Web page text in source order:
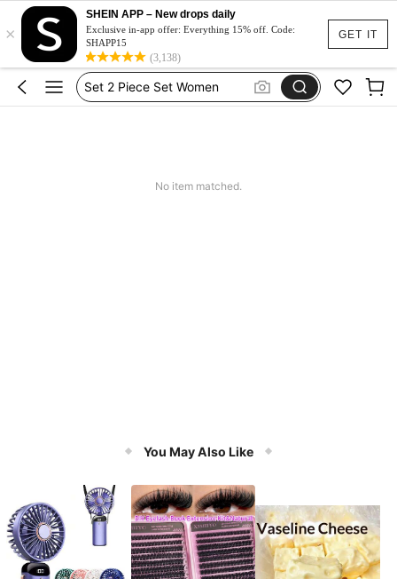
GET IT
×
SHEIN APP – New drops daily
Exclusive in-app offer: Everything 15% off. Code:
SHAPP15
(3,138)
Dluga Letnia Sukienka
Squishy
Set 2 Piece Set Women
No item matched.
You May Also Like